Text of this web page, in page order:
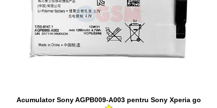
Acumulator Sony AGPB009-A003 pentru Sony Xperia go